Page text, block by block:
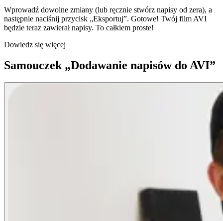
Wprowadź dowolne zmiany (lub ręcznie stwórz napisy od zera), a
następnie naciśnij przycisk „Eksportuj”. Gotowe! Twój film AVI
będzie teraz zawierał napisy. To całkiem proste!
Dowiedz się więcej
Samouczek „Dodawanie napisów do AVI”